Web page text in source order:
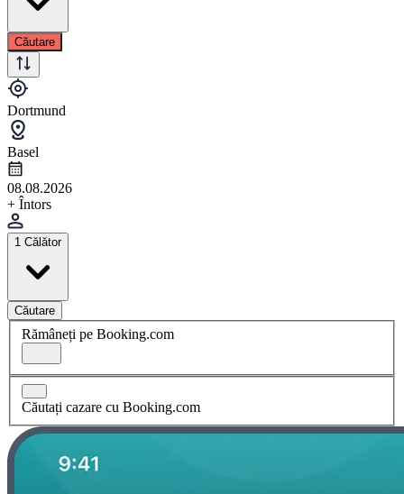
Căutare
Dortmund
Basel
08.08.2026
+ Întors
1 Călător
Căutare
Rămâneți pe Booking.com
Căutați cazare cu Booking.com